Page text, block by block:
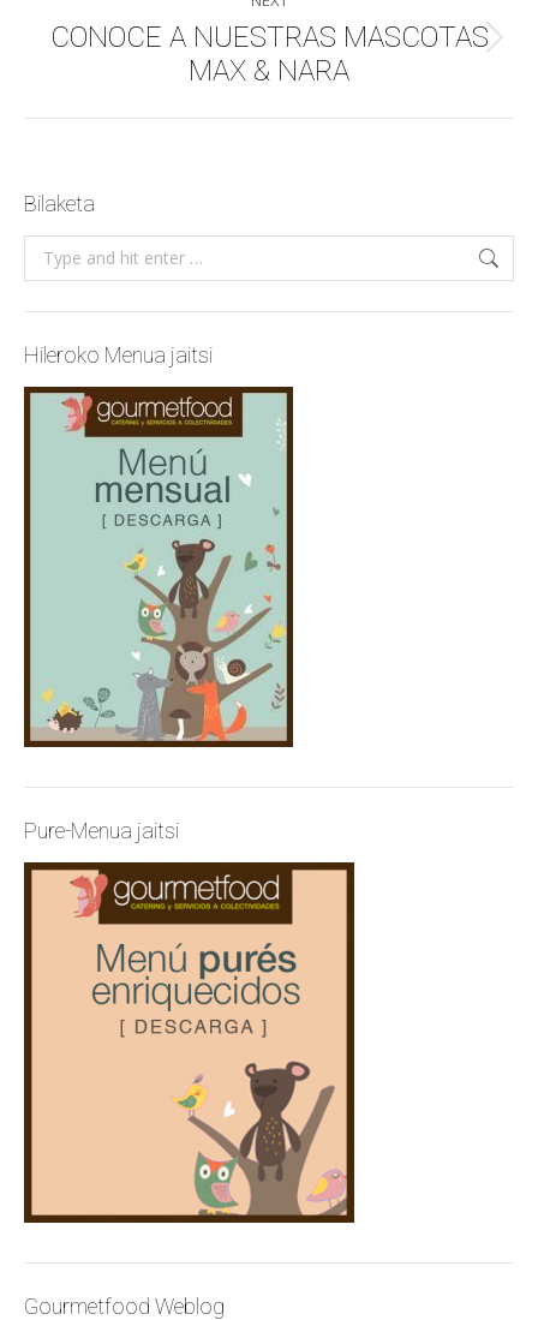
Next
post:
CONOCE A NUESTRAS MASCOTAS
MAX & NARA
Bilaketa
Search:
Hileroko Menua jaitsi
Pure-Menua jaitsi
Gourmetfood Weblog